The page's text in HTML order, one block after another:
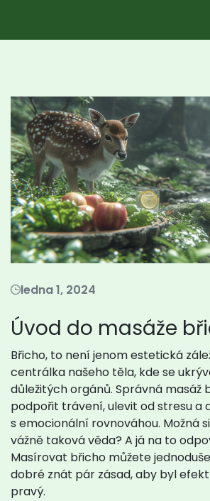
ledna 1, 2024
Úvod do masáže
Břicho, to není jenom estetická
centrálka našeho těla, kde se
důležitých orgánů. Správná masáž
podpořit trávení, ulevit od stresu a
s emocionální rovnováhou. Možná
vážně taková věda? A já na to
Masírovat břicho můžete
dobré znát pár zásad, aby byl
pravý.